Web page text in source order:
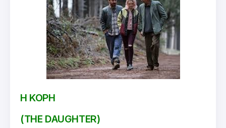
Η ΚΟΡΗ
(THE DAUGHTER)